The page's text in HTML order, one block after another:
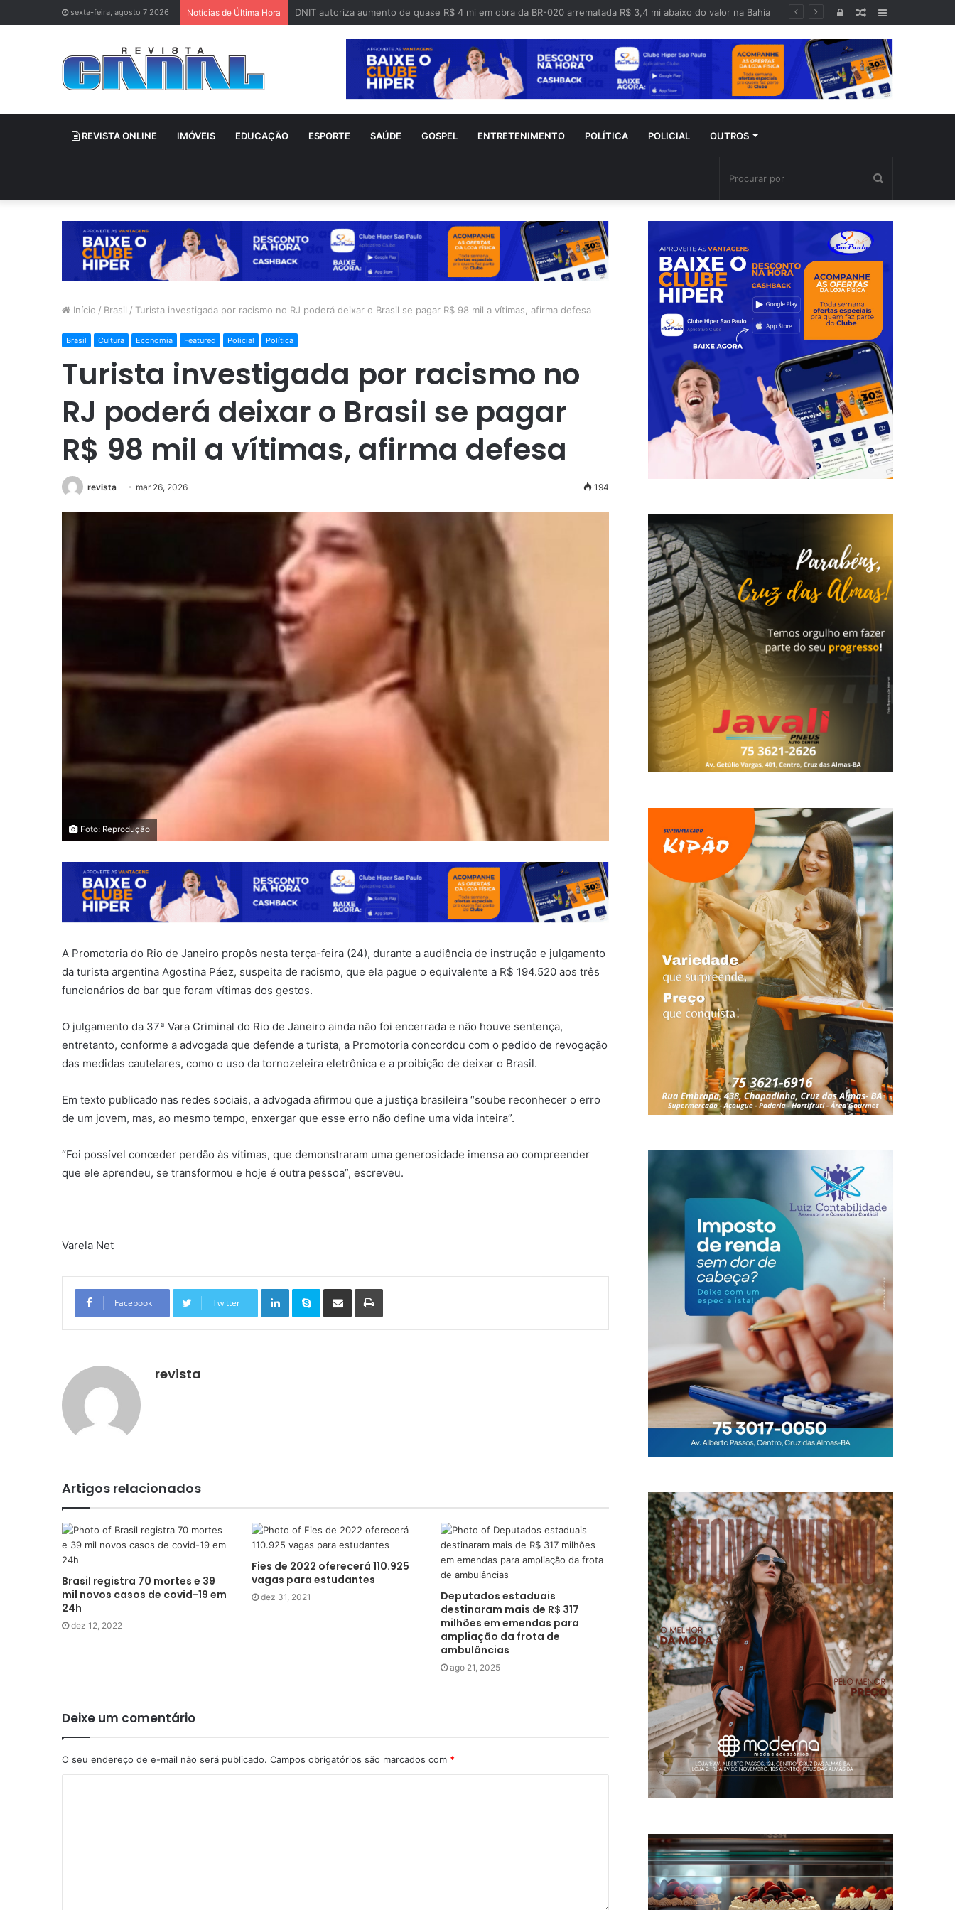
sexta-feira, agosto 7 2026 Notícias de Última Hora Delegado da Polícia Civil é preso suspeito de extorquir garimpeiros no norte baiano
Lateral
Artigo
aleatório
Entrar
REVISTA ONLINE IMÓVEIS EDUCAÇÃO ESPORTE SAÚDE GOSPEL ENTRETENIMENTO POLÍTICA POLICIAL OUTROS
por
Início / Brasil / Turista investigada por racismo no RJ poderá deixar o Brasil se pagar R$ 98 mil a vítimas, afirma defesa
Brasil Cultura Economia Featured Policial Política
Turista investigada por racismo no
RJ poderá deixar o Brasil se pagar
R$ 98 mil a vítimas, afirma defesa
revista mar 26, 2026 194
Foto: Reprodução
A Promotoria do Rio de Janeiro propôs nesta terça-feira (24), durante a audiência de instrução e julgamento
da turista argentina Agostina Páez, suspeita de racismo, que ela pague o equivalente a R$ 194.520 aos três
funcionários do bar que foram vítimas dos gestos.
O julgamento da 37ª Vara Criminal do Rio de Janeiro ainda não foi encerrada e não houve sentença,
entretanto, conforme a advogada que defende a turista, a Promotoria concordou com o pedido de revogação
das medidas cautelares, como o uso da tornozeleira eletrônica e a proibição de deixar o Brasil.
Em texto publicado nas redes sociais, a advogada afirmou que a justiça brasileira “soube reconhecer o erro
de um jovem, mas, ao mesmo tempo, enxergar que esse erro não define uma vida inteira”.
“Foi possível conceder perdão às vítimas, que demonstraram uma generosidade imensa ao compreender
que ele aprendeu, se transformou e hoje é outra pessoa”, escreveu.
Varela Net
Facebook Twitter
Linkedin Skype
revista
Artigos relacionados
Brasil registra 70 mortes e 39
mil novos casos de covid-19 em
24h
dez 12, 2022
Fies de 2022 oferecerá 110.925
vagas para estudantes
dez 31, 2021
Deputados estaduais
destinaram mais de R$ 317
milhões em emendas para
ampliação da frota de
ambulâncias
ago 21, 2025
Deixe um comentário
O seu endereço de e-mail não será publicado. Campos obrigatórios são marcados com *